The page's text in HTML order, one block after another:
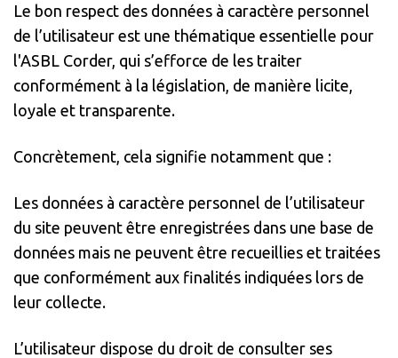
Le bon respect des données à caractère personnel
de l’utilisateur est une thématique essentielle pour
l'ASBL Corder, qui s’efforce de les traiter
conformément à la législation, de manière licite,
loyale et transparente.
Concrètement, cela signifie notamment que :
Les données à caractère personnel de l’utilisateur
du site peuvent être enregistrées dans une base de
données mais ne peuvent être recueillies et traitées
que conformément aux finalités indiquées lors de
leur collecte.
L’utilisateur dispose du droit de consulter ses